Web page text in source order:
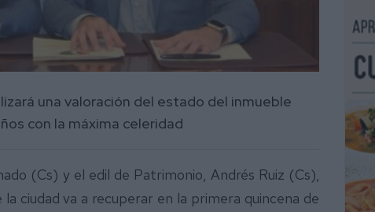
una valoración del estado del inmueble
con la máxima celeridad
(Cs) y el edil de Patrimonio, Andrés Ruiz (Cs),
ciudad va a recuperar en la primera quincena de